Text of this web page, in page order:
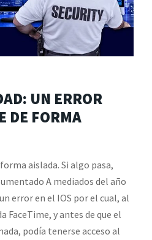
UN ERROR
DE FORMA
aislada. Si algo pasa,
A mediados del año
error en el IOS por el cual, al
FaceTime, y antes de que el
podía tenerse acceso al